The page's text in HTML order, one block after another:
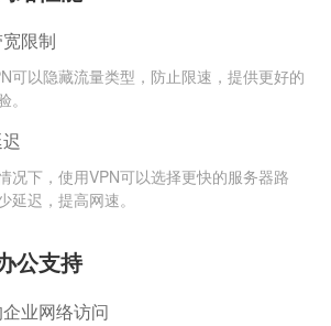
限制
可以隐藏流量类型，防止限速，提供更好的
。
况下，使用VPN可以选择更快的服务器路
延迟，提高网速。
公支持
业网络访问